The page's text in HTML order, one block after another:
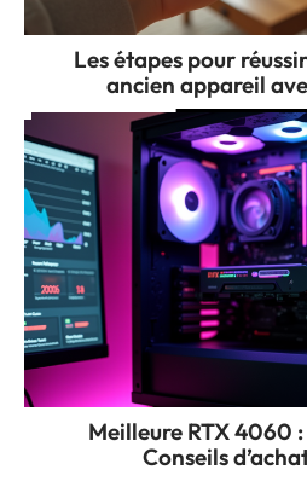
Les étapes pour
ancien appareil
Meilleure RTX 4060
Conseils